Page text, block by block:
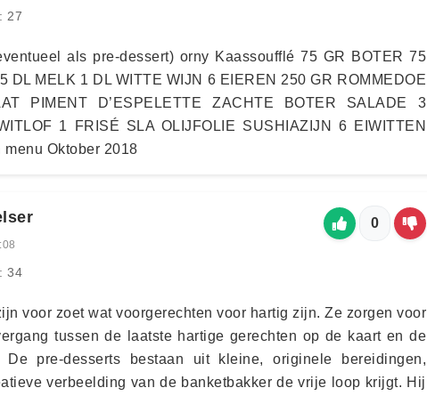
27
als pre-dessert) orny Kaassoufflé 75 GR BOTER 75
DL MELK 1 DL WITTE WIJN 6 EIEREN 250 GR ROMMEDOE
PIMENT D’ESPELETTE ZACHTE BOTER SALADE 3
1 FRISÉ SLA OLIJFOLIE SUSHIAZIJN 6 EIWITTEN
Oktober 2018
34
0
voor zoet wat voorgerechten voor hartig zijn. Ze zorgen voor
tussen de laatste hartige gerechten op de kaart en de
De pre-desserts bestaan ​​uit kleine, originele bereidingen,
verbeelding van de banketbakker de vrije loop krijgt. Hij